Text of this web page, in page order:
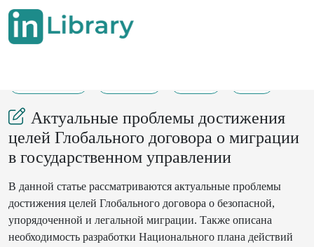
Актуальные проблемы достижения
целей Глобального договора о миграции
в государственном управлении
В данной статье рассматриваются актуальные проблемы
достижения целей Глобального договора о безопасной,
упорядоченной и легальной миграции. Также описана
необходимость разработки Национального плана действий